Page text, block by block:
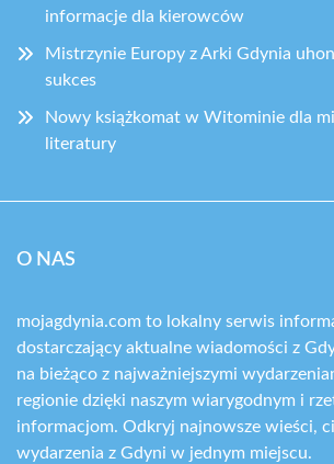
informacje dla kierowców
Mistrzynie Europy z Arki Gdynia
sukces
Nowy książkomat w Witominie dla
literatury
O NAS
mojagdynia.com to lokalny serwis
dostarczający aktualne wiadomości z
na bieżąco z najważniejszymi
regionie dzięki naszym wiarygodnym i
informacjom. Odkryj najnowsze wieści,
wydarzenia z Gdyni w jednym miejscu.